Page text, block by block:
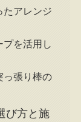
たアレンジ
プを活用し
っ張り棒の
び方と施